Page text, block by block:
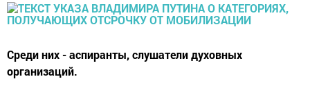
Среди них - аспиранты, слушатели духовных
организаций.